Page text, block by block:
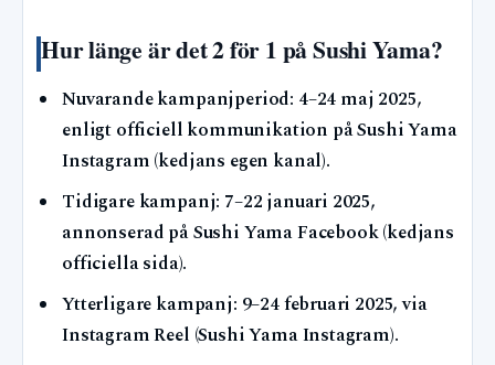
Hur länge är det 2 för 1 på Sushi Yama?
Nuvarande kampanjperiod: 4–24 maj 2025,
enligt officiell kommunikation på Sushi Yama
Instagram (kedjans egen kanal).
Tidigare kampanj: 7–22 januari 2025,
annonserad på Sushi Yama Facebook (kedjans
officiella sida).
Ytterligare kampanj: 9–24 februari 2025, via
Instagram Reel (Sushi Yama Instagram).